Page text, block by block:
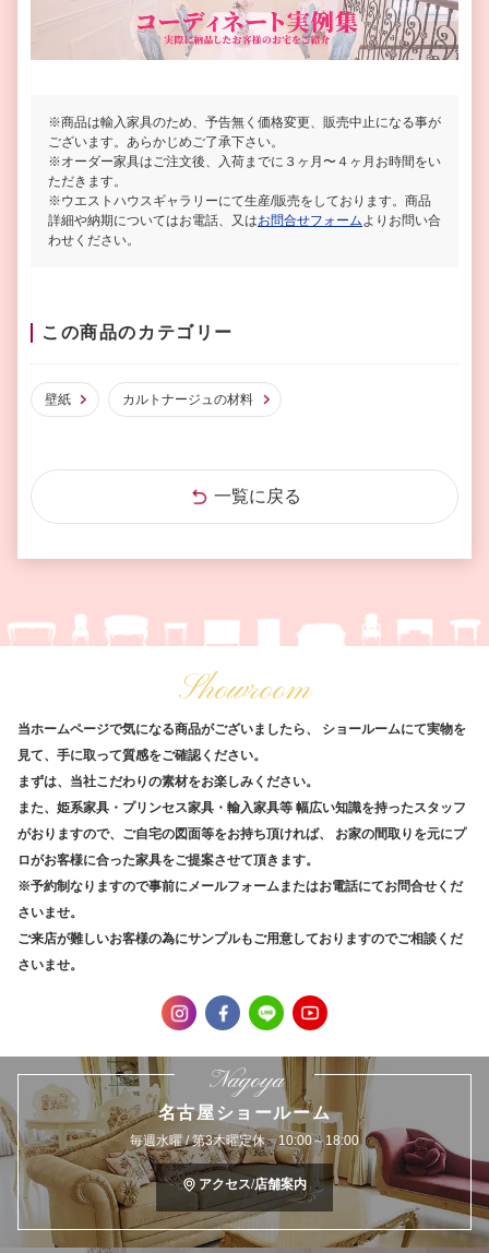
※商品は輸入家具のため、予告無く価格変更、販売中止になる事が
ございます。あらかじめご了承下さい。
※オーダー家具はご注文後、入荷までに３ヶ月〜４ヶ月お時間をい
ただきます。
※ウエストハウスギャラリーにて生産/販売をしております。商品
詳細や納期についてはお電話、又はお問合せフォーム よりお問い合
わせください。
この商品のカテゴリー
壁紙 カルトナージュの材料
一覧に戻る
Showroom
当ホームページで気になる商品がございましたら、
ショールームにて実物を
見て、手に取って質感をご確認ください。
まずは、当社こだわりの素材をお楽しみください。
また、姫系家具・プリンセス家具・輸入家具等 幅広い知識を持ったスタッフ
がおりますので、ご自宅の図面等をお持ち頂ければ、
お家の間取りを元にプ
ロがお客様に合った家具をご提案させて頂きます。
※予約制なりますので事前にメールフォームまたはお電話にてお問合せくだ
さいませ。
ご来店が難しいお客様の為にサンプルもご用意しておりますのでご相談くだ
さいませ。
Nagoya
名古屋ショールーム
毎週水曜 / 第3木曜定休 10:00～18:00
アクセス/店舗案内